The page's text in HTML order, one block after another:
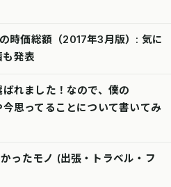
時価総額（2017年3月版）: 気に
も発表
れました！なので、僕の
思ってることについて書いてみ
ったモノ (出張・トラベル・フ